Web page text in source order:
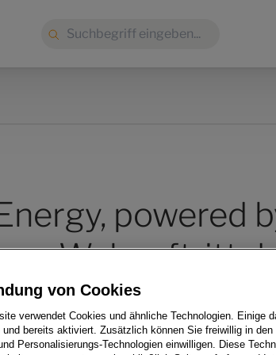
Suche:
powered
Webauftritt
GmbH
von Cookies
verwendet Cookies und ähnliche Technologien. Einige
und bereits aktiviert. Zusätzlich können Sie freiwillig in den
Personalisierungs-Technologien einwilligen. Diese